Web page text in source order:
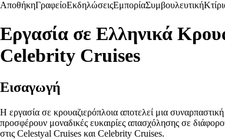
ΑποθήκηΓραφείοΕκδηλώσειςΕμπορίαΣυμβουλευτική
Εργασία σε Ελληνικά
Celebrity Cruises
Εισαγωγή
Η εργασία σε κρουαζιερόπλοια αποτελεί μια
προσφέρουν μοναδικές ευκαιρίες απασχόλησης σε
στις Celestyal Cruises και Celebrity Cruises.